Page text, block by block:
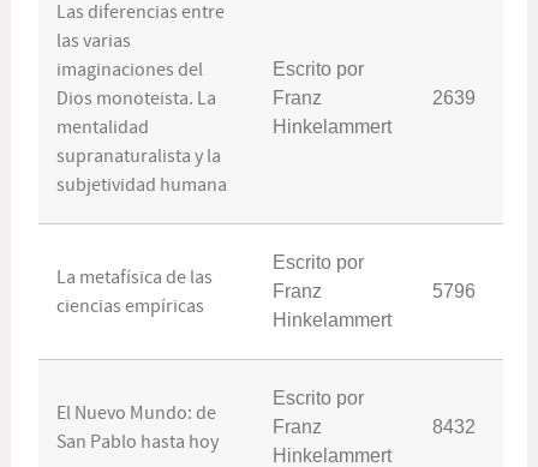
Las diferencias entre
las varias
imaginaciones del
Dios monoteista. La
mentalidad
supranaturalista y la
subjetividad humana
Escrito por
Franz
Hinkelammert
2639
La metafísica de las
ciencias empíricas
Escrito por
Franz
Hinkelammert
5796
El Nuevo Mundo: de
San Pablo hasta hoy
Escrito por
Franz
Hinkelammert
8432